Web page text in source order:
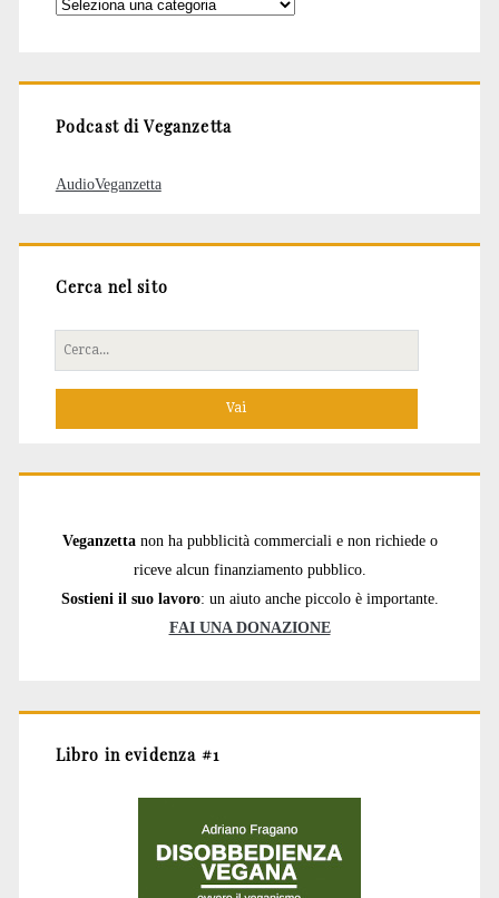
Podcast di Veganzetta
AudioVeganzetta
Cerca nel sito
Cerca
per:
Veganzetta non ha pubblicità commerciali e non richiede o
riceve alcun finanziamento pubblico.
Sostieni il suo lavoro: un aiuto anche piccolo è importante.
FAI UNA DONAZIONE
Libro in evidenza #1